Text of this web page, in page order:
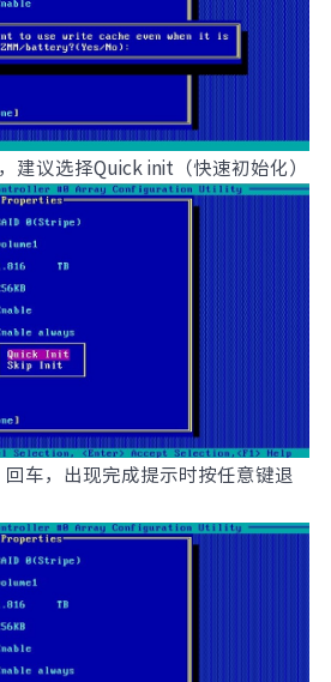
建议选择Quick init（快速初始化）
车，出现完成提示时按任意键退